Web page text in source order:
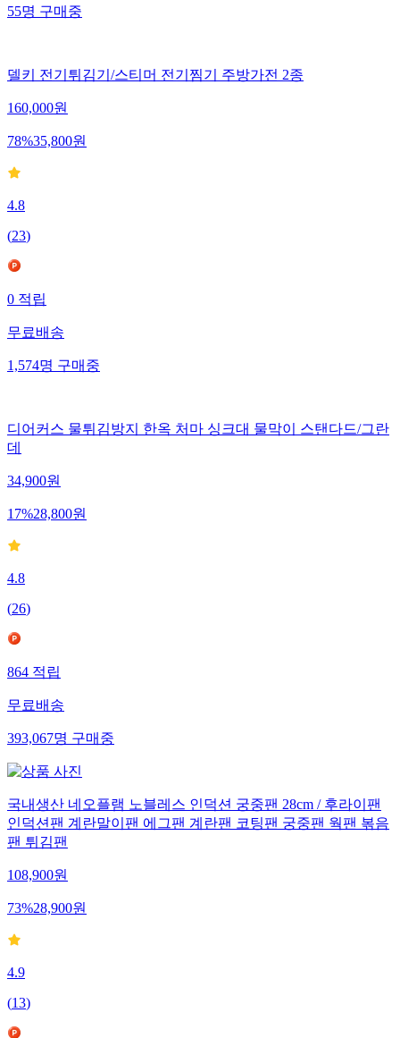
55명구매중
델키 전기튀김기/스티머 전기찜기 주방가전 2종
160,000원
78%35,800원
4.8
(23)
0적립
무료배송
1,574명구매중
디어커스 물튀김방지 한옥 처마 싱크대 물막이 스탠다드/그란
데
34,900원
17%28,800원
4.8
(26)
864적립
무료배송
393,067명구매중
국내생산 네오플램 노블레스 인덕션 궁중팬 28cm / 후라이팬
인덕션팬 계란말이팬 에그팬 계란팬 코팅팬 궁중팬 웍팬 볶음
팬 튀김팬
108,900원
73%28,900원
4.9
(13)